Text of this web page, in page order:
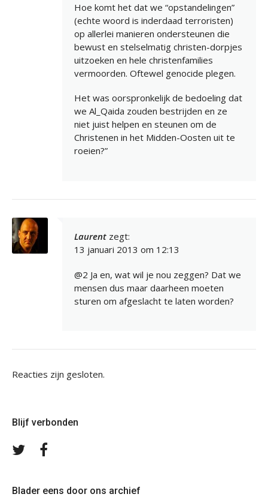
Hoe komt het dat we “opstandelingen”
(echte woord is inderdaad terroristen)
op allerlei manieren ondersteunen die
bewust en stelselmatig christen-dorpjes
uitzoeken en hele christenfamilies
vermoorden. Oftewel genocide plegen.
Het was oorspronkelijk de bedoeling dat
we Al_Qaida zouden bestrijden en ze
niet juist helpen en steunen om de
Christenen in het Midden-Oosten uit te
roeien?”
Laurent zegt:
13 januari 2013 om 12:13
@2 Ja en, wat wil je nou zeggen? Dat we
mensen dus maar daarheen moeten
sturen om afgeslacht te laten worden?
Reacties zijn gesloten.
Blijf verbonden
Volg
Blader eens door ons archief